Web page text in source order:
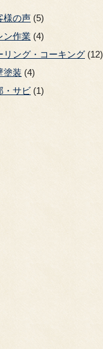
様の声 (5)
ン作業 (4)
リング・コーキング(12)
塗装 (4)
・サビ (1)